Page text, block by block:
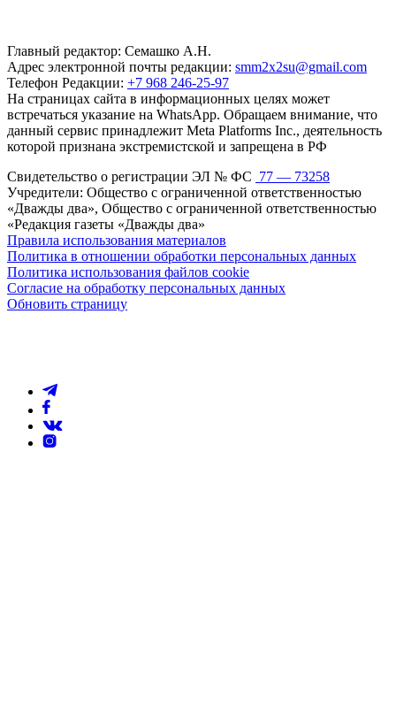
Главный редактор: Семашко А.Н.
Адрес электронной почты редакции: smm2x2su@gmail.com
Телефон Редакции: +7 968 246-25-97
На страницах сайта в информационных целях может
встречаться указание на WhatsApp. Обращаем внимание, что
данный сервис принадлежит Meta Platforms Inc., деятельность
которой признана экстремистской и запрещена в РФ
Свидетельство о регистрации ЭЛ № ФС 77 — 73258
Учредители: Общество с ограниченной ответственностью
«Дважды два», Общество с ограниченной ответственностью
«Редакция газеты «Дважды два»
Правила использования материалов
Политика в отношении обработки персональных данных
Политика использования файлов cookie
Согласие на обработку персональных данных
Обновить страницу